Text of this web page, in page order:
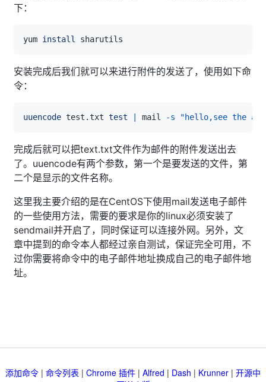
下：
yum install
安装完成后我们就可以来进行附件的发送了，使用如下命
令：
uuencode test.txt test mail -s "hello,see the
完成后就可以把text.txt文件作为邮件的附件发送出去
了。uuencode有两个参数，第一个是要发送的文件，第
二个是显示的文件名称。
这里我主要介绍的是在CentOS下使用mail发送电子邮件
的一些使用方法，需要的要求是你的linux必须安装了
sendmail并开启了，同时保证可以连接外网。另外，文
章中提到的命令本人都经过亲自测试，保证完全可用，不
过你需要将命令中的电子邮件地址换成自己的电子邮件地
址。
添加命令 | 命令列表 | Chrome 插件 | Alfred | Dash | Krunner | 开源中